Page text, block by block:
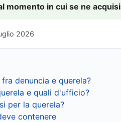
momento in cui se ne
2026
denuncia e querela?
e quali d'ufficio?
per la querela?
contenere